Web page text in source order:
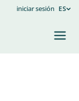
iniciar sesión ES